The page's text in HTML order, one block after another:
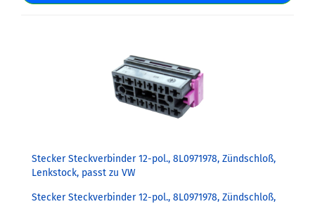
Stecker Steckverbinder 12-pol., 8L0971978, Zündschloß,
Lenkstock, passt zu VW
Stecker Steckverbinder 12-pol., 8L0971978, Zündschloß,